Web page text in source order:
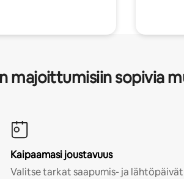
majoittumisiin sopivia
Kaipaamasi joustavuus
Valitse tarkat saapumis- ja